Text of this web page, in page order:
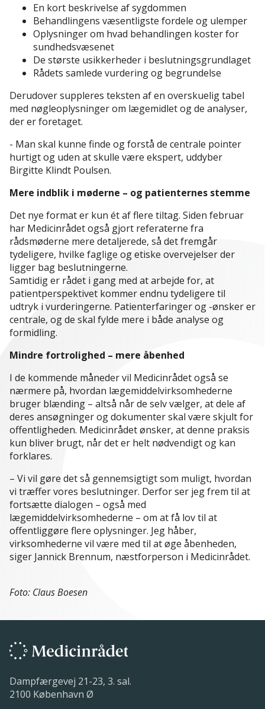
En kort beskrivelse af sygdommen
Behandlingens væsentligste fordele og ulemper
Oplysninger om hvad behandlingen koster for
sundhedsvæsenet
De største usikkerheder i beslutningsgrundlaget
Rådets samlede vurdering og begrundelse
Derudover suppleres teksten af en overskuelig tabel
med nøgleoplysninger om lægemidlet og de analyser,
der er foretaget.
- Man skal kunne finde og forstå de centrale pointer
hurtigt og uden at skulle være ekspert, uddyber
Birgitte Klindt Poulsen.
Mere indblik i møderne – og patienternes stemme
Det nye format er kun ét af flere tiltag. Siden februar
har Medicinrådet også gjort referaterne fra
rådsmøderne mere detaljerede, så det fremgår
tydeligere, hvilke faglige og etiske overvejelser der
ligger bag beslutningerne.
Samtidig er rådet i gang med at arbejde for, at
patientperspektivet kommer endnu tydeligere til
udtryk i vurderingerne. Patienterfaringer og -ønsker er
centrale, og de skal fylde mere i både analyse og
formidling.
Mindre fortrolighed – mere åbenhed
I de kommende måneder vil Medicinrådet også se
nærmere på, hvordan lægemiddelvirksomhederne
bruger blænding – altså når de selv vælger, at dele af
deres ansøgninger og dokumenter skal være skjult for
offentligheden. Medicinrådet ønsker, at denne praksis
kun bliver brugt, når det er helt nødvendigt og kan
forklares.
– Vi vil gøre det så gennemsigtigt som muligt, hvordan
vi træffer vores beslutninger. Derfor ser jeg frem til at
fortsætte dialogen – også med
lægemiddelvirksomhederne – om at få lov til at
offentliggøre flere oplysninger. Jeg håber,
virksomhederne vil være med til at øge åbenheden,
siger Jannick Brennum, næstforperson i Medicinrådet.
Foto: Claus Boesen
Dampfærgevej 21-23, 3. sal.
2100 København Ø